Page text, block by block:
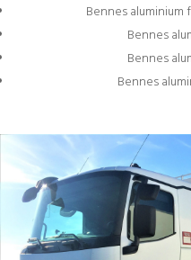
Bennes
Bennes
Bennes
Bennes